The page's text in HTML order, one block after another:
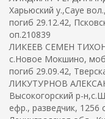
Харьюский у.,Сауе
погиб 29.12.42,
оп.210839
ЛИКЕЕВ СЕМЕН
с.Новое Мокшино,
погиб 29.09.42,
ЛИКУТУРНОВ
Высокогорский р-
ефр., разведчик, 1256